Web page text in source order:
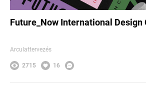
Future_Now International Design
Arculattervezés
2715 16